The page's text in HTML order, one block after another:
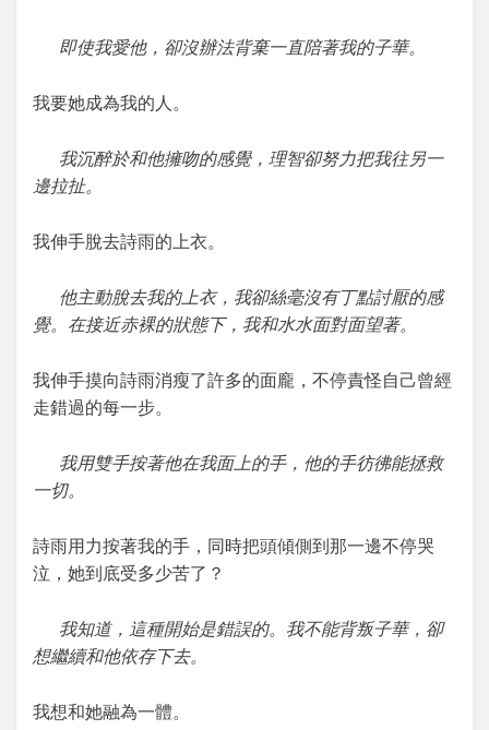
即使我愛他，卻沒辦法背棄一直陪著我的子華。
我要她成為我的人。
我沉醉於和他擁吻的感覺，理智卻努力把我往另一
邊拉扯。
我伸手脫去詩雨的上衣。
他主動脫去我的上衣，我卻絲毫沒有丁點討厭的感
覺。在接近赤裸的狀態下，我和水水面對面望著。
我伸手摸向詩雨消瘦了許多的面龐，不停責怪自己曾經
走錯過的每一步。
我用雙手按著他在我面上的手，他的手彷彿能拯救
一切。
詩雨用力按著我的手，同時把頭傾側到那一邊不停哭
泣，她到底受多少苦了？
我知道，這種開始是錯誤的。我不能背叛子華，卻
想繼續和他依存下去。
我想和她融為一體。